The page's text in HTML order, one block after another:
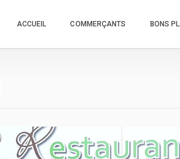
ACCUEIL COMMERÇANTS BONS